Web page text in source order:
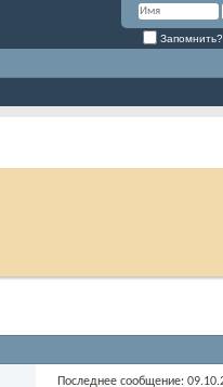
Запомнить?